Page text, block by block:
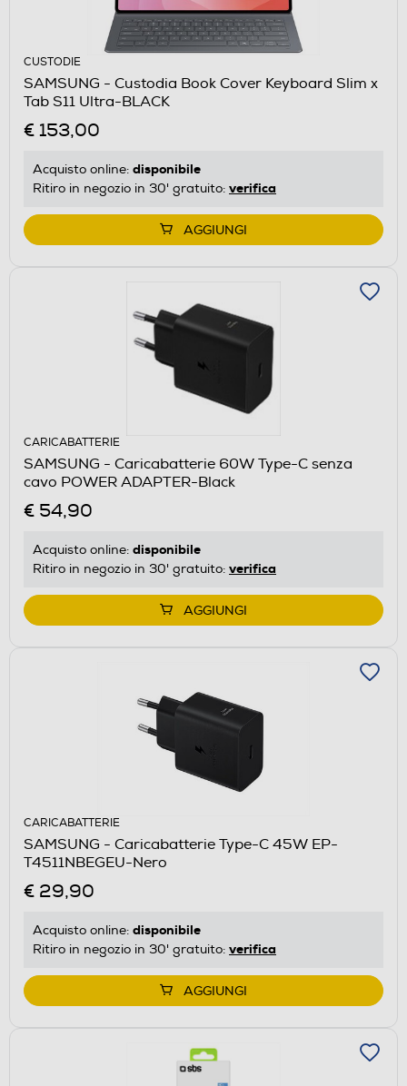
CUSTODIE
SAMSUNG - Custodia Book Cover Keyboard Slim x
Tab S11 Ultra-BLACK
€ 153,00
Acquisto online: disponibile
Ritiro in negozio in 30' gratuito: verifica
AGGIUNGI
CARICABATTERIE
SAMSUNG - Caricabatterie 60W Type-C senza
cavo POWER ADAPTER-Black
€ 54,90
Acquisto online: disponibile
Ritiro in negozio in 30' gratuito: verifica
AGGIUNGI
CARICABATTERIE
SAMSUNG - Caricabatterie Type-C 45W EP-
T4511NBEGEU-Nero
€ 29,90
Acquisto online: disponibile
Ritiro in negozio in 30' gratuito: verifica
AGGIUNGI